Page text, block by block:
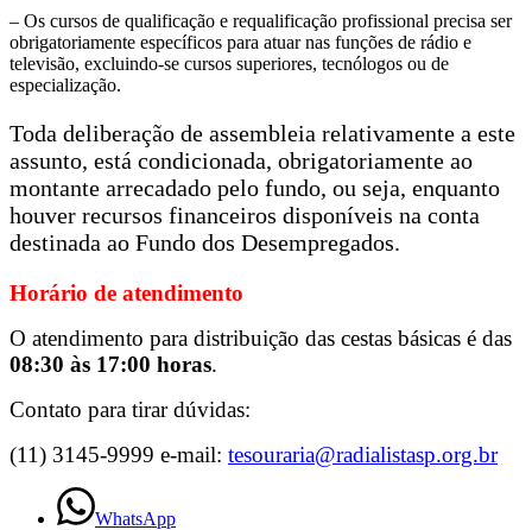
– Os cursos de qualificação e requalificação profissional precisa ser
obrigatoriamente específicos para atuar nas funções de rádio e
televisão, excluindo-se cursos superiores, tecnólogos ou de
especialização.
Toda deliberação de assembleia relativamente a este
assunto, está condicionada, obrigatoriamente ao
montante arrecadado pelo fundo, ou seja, enquanto
houver recursos financeiros disponíveis na conta
destinada ao Fundo dos Desempregados.
Horário de atendimento
O atendimento para distribuição das cestas básicas é das
08:30 às 17:00 horas.
Contato para tirar dúvidas:
(11) 3145-9999 e-mail: tesouraria@radialistasp.org.br
WhatsApp